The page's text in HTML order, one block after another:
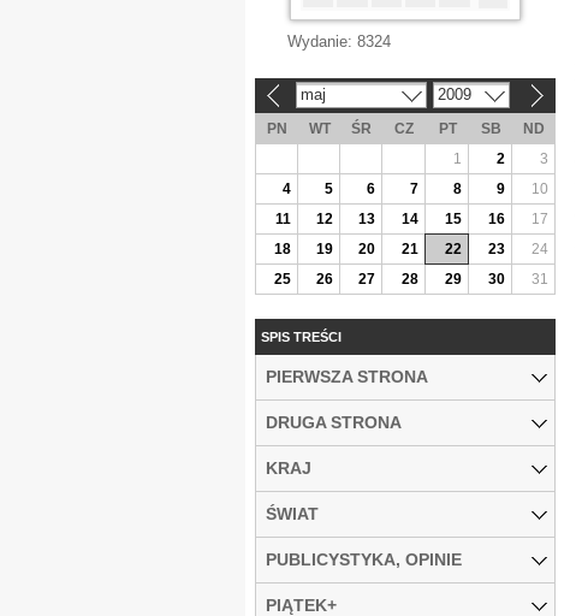
Wydanie: 8324
maj 2009
PN WT ŚR CZ PT SB
ND
1
2
3
4
5 6 7 8 9
10
11
12 13 14 15 16
17
18
19 20 21 22 23
24
25
26 27 28 29 30 31
SPIS TREŚCI
PIERWSZA STRONA
DRUGA STRONA
KRAJ
ŚWIAT
PUBLICYSTYKA, OPINIE
PIĄTEK+